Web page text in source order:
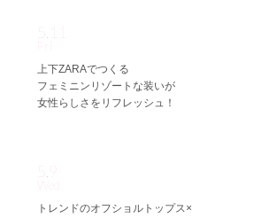
5.11
Fri
上下ZARAでつくる
フェミニンリゾートな装いが
女性らしさをリフレッシュ！
5.9
Wed
トレンドのオフショルトップス×